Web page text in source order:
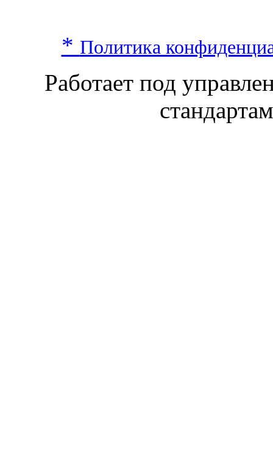
* Политика
Работает под